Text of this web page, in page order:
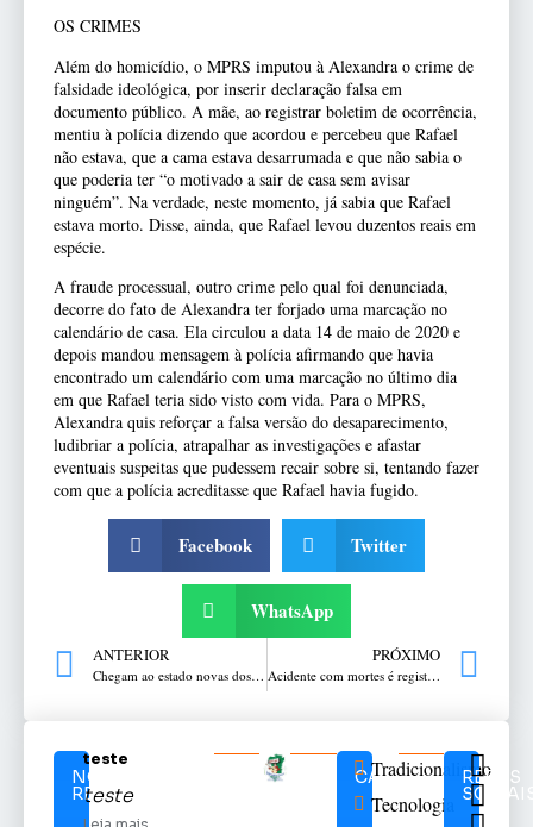
OS CRIMES
Além do homicídio, o MPRS imputou à Alexandra o crime de
falsidade ideológica, por inserir declaração falsa em
documento público. A mãe, ao registrar boletim de ocorrência,
mentiu à polícia dizendo que acordou e percebeu que Rafael
não estava, que a cama estava desarrumada e que não sabia o
que poderia ter “o motivado a sair de casa sem avisar
ninguém”. Na verdade, neste momento, já sabia que Rafael
estava morto. Disse, ainda, que Rafael levou duzentos reais em
espécie.
A fraude processual, outro crime pelo qual foi denunciada,
decorre do fato de Alexandra ter forjado uma marcação no
calendário de casa. Ela circulou a data 14 de maio de 2020 e
depois mandou mensagem à polícia afirmando que havia
encontrado um calendário com uma marcação no último dia
em que Rafael teria sido visto com vida. Para o MPRS,
Alexandra quis reforçar a falsa versão do desaparecimento,
ludibriar a polícia, atrapalhar as investigações e afastar
eventuais suspeitas que pudessem recair sobre si, tentando fazer
com que a polícia acreditasse que Rafael havia fugido.
Facebook Twitter
WhatsApp
ANTERIOR
Chegam ao estado novas doses para imunização de crianças contra a Covid-19
PRÓXIMO
Acidente com mortes é registado na ERS-129 em Guaporé
NOTÍCIAS
RELACIONADAS
teste
teste
CATEGORIAS
Tradicionalismo
Tecnologia
REDES